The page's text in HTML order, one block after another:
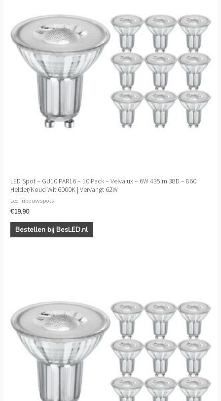
LED Spot – GU10 PAR16 – 10 Pack – Velvalux – 6W 435lm 38D – 860
Helder/Koud Wit 6000K | Vervangt 62W
Led inbouwspots
€19.90
Bestellen bij BesLED.nl